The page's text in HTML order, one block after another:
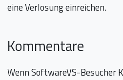
eine Verlosung einreichen.
Kommentare
Wenn SoftwareVS-Besucher